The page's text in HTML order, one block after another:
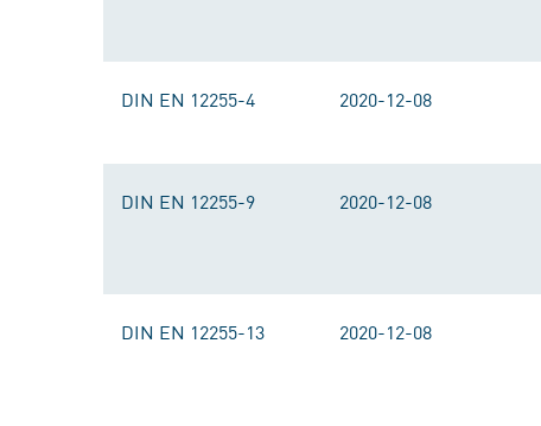
DIN EN 12255-4 2020-12-08
DIN EN 12255-9 2020-12-08
DIN EN 12255-13 2020-12-08